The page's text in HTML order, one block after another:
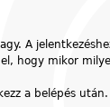
A
hogy mikor
a belépés